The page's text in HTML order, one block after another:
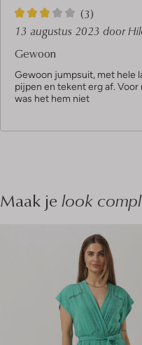
3
S
t
e
r
e
(3)
13 augustus 2023 door
Gewoon
Gewoon jumpsuit, met hele
pijpen en tekent erg af. Voor
was het hem niet
Maak je look